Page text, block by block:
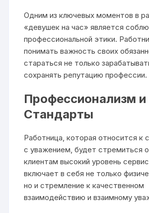
Одним из ключевых моментов в
«девушек на час» является
профессиональной этики.
понимать важность своих
стараться не только
сохранять репутацию профессии.
Профессионализм и
Стандарты
Работница, которая относится к
с уважением, будет стремиться
клиентам высокий уровень
включает в себя не только
но и стремление к качественном
взаимодействию и взаимному